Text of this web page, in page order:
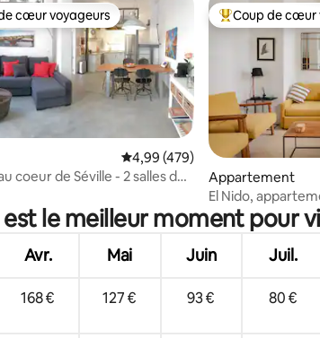
sur la base de 93 commentaires : 5 sur 5
cœur voyageurs les plus appréciés
cœur voyageurs
Évaluation moyenne sur la
4,99 (479)
coeur de Séville - 2 salles de
Coups de cœur
Coup de cœur
Appartement
El Nido,
canapé-lit
le meilleur moment pour
Avr. Mai Juin Juil.
168 € 127 € 93 € 80 €